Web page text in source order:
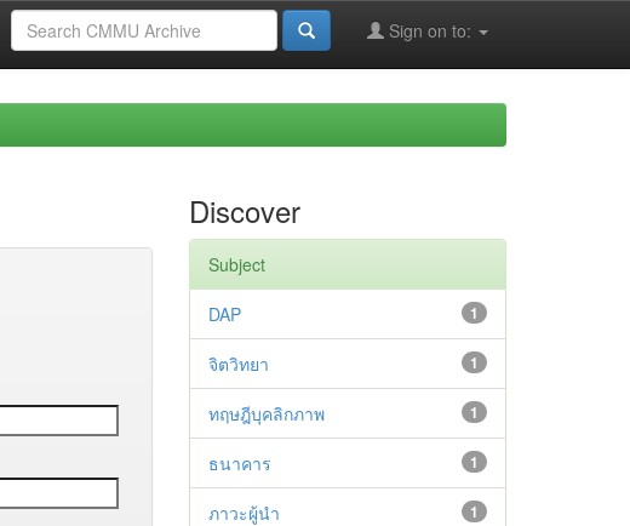
Sign on to:
Discover
Subject
1
DAP
1
จิตวิทยา
1
ทฤษฎีบุคลิกภาพ
1
ธนาคาร
1
ภาวะผู้นำ